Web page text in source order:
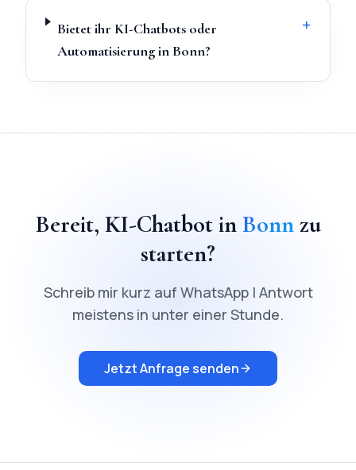
Bietet ihr KI-Chatbots oder
Automatisierung in Bonn?
+
Bereit, KI-ChatbotinBonnzu
starten?
Schreib mir kurz auf WhatsApp | Antwort
meistens in unter einer Stunde.
Jetzt Anfrage senden